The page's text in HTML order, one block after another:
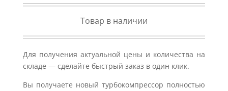
Товар в наличии
Для получения актуальной цены и количества на
складе — сделайте быстрый заказ в один клик.
Вы получаете новый турбокомпрессор полностью